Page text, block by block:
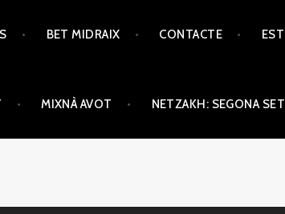
BET MIDRAIX CONTACTE
MIXNÀ AVOT NETZAKH: SEGONA